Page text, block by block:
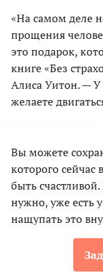
«На самом деле
прощения
это подарок,
книге «Без
Алиса Уитон. — У
желаете
Вы можете
которого
быть
нужно, уже есть
нащупать это